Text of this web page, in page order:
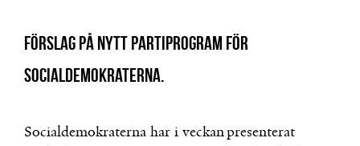
Förslag på nytt partiprogram för
Socialdemokraterna.
Socialdemokraterna har i veckan presenterat